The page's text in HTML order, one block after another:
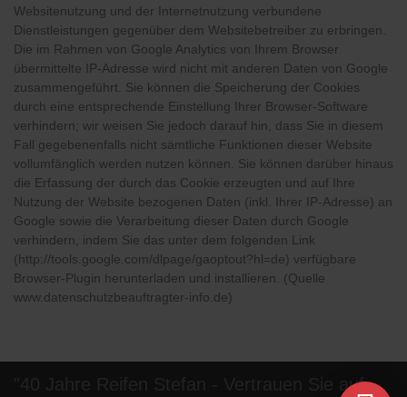
Websitenutzung und der Internetnutzung verbundene
Dienstleistungen gegenüber dem Websitebetreiber zu erbringen.
Die im Rahmen von Google Analytics von Ihrem Browser
übermittelte IP-Adresse wird nicht mit anderen Daten von Google
zusammengeführt. Sie können die Speicherung der Cookies
durch eine entsprechende Einstellung Ihrer Browser-Software
verhindern; wir weisen Sie jedoch darauf hin, dass Sie in diesem
Fall gegebenenfalls nicht sämtliche Funktionen dieser Website
vollumfänglich werden nutzen können. Sie können darüber hinaus
die Erfassung der durch das Cookie erzeugten und auf Ihre
Nutzung der Website bezogenen Daten (inkl. Ihrer IP-Adresse) an
Google sowie die Verarbeitung dieser Daten durch Google
verhindern, indem Sie das unter dem folgenden Link
(http://tools.google.com/dlpage/gaoptout?hl=de) verfügbare
Browser-Plugin herunterladen und installieren. (Quelle
www.datenschutzbeauftragter-info.de)
"40 Jahre Reifen Stefan - Vertrauen Sie auf